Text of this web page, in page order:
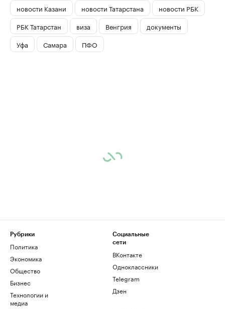
новости Казани
новости Татарстана
новости РБК
РБК Татарстан
виза Венгрия
документы
Уфа
Самара ПФО
Рубрики
Политика
Экономика
Общество
Бизнес
Технологии и
медиа
Социальные
сети
ВКонтакте
Одноклассники
Telegram
Дзен